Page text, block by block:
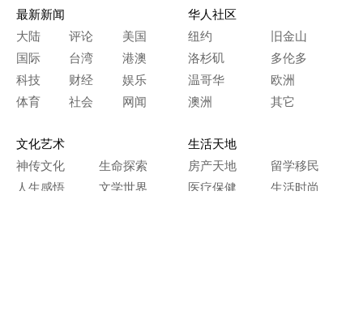
最新新闻
大陆
评论
美国
国际
台湾
港澳
科技
财经
娱乐
体育
社会 网闻
华人社区
纽约
旧金山
洛杉矶
多伦多
温哥华
欧洲
澳洲
其它
文化艺术
神传文化
生命探索
人生感悟
文学世界
生活天地
房产天地
留学移民
医疗保健
生活时尚